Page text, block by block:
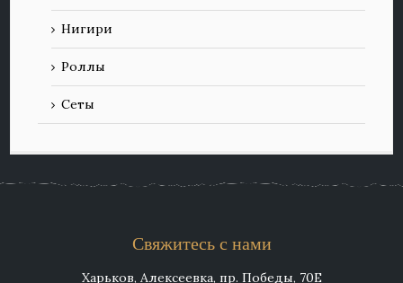
Нигири
Роллы
Сеты
Свяжитесь с нами
Харьков, Алексеевка, пр. Победы, 70Е